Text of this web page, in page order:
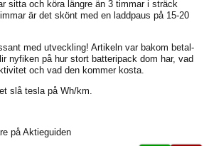
sitta och köra längre än 3 timmar i sträck
är det skönt med en laddpaus på 15-20
med utveckling! Artikeln var bakom betal-
nyfiken på hur stort batteripack dom har, vad
och vad den kommer kosta.
slå tesla på Wh/km.
på Aktieguiden